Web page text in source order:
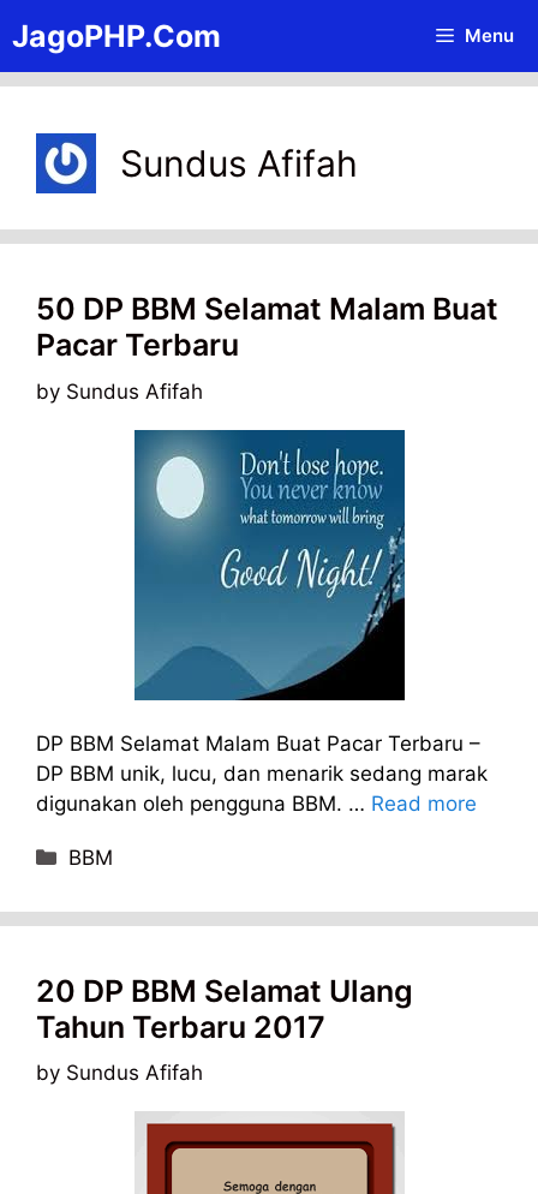
to
content
JagoPHP.Com Menu
Sundus Afifah
50 DP BBM Selamat Malam Buat
Pacar Terbaru
by Sundus Afifah
DP BBM Selamat Malam Buat Pacar Terbaru –
DP BBM unik, lucu, dan menarik sedang marak
digunakan oleh pengguna BBM. … Read more
Categories
BBM
20 DP BBM Selamat Ulang
Tahun Terbaru 2017
by Sundus Afifah